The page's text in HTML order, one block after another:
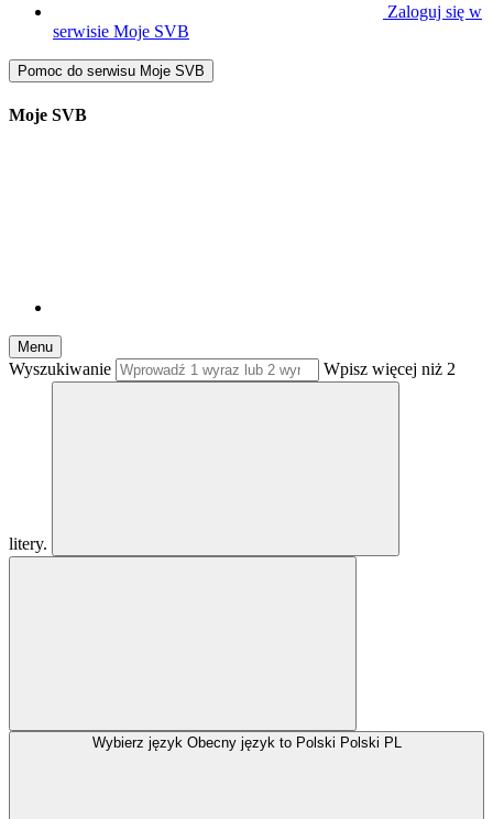
Zaloguj się w
serwisie Moje SVB
Pomoc do serwisu Moje SVB
Moje SVB
Menu
Wyszukiwanie Wpisz więcej niż 2
litery.
Wybierz język Obecny język to Polski Polski PL